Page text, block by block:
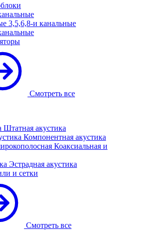
3,5,6,8-и канальные
Смотреть все
Штатная акустика
Компонентная акустика
Коаксиальная и
Эстрадная акустика
и сетки
Смотреть все